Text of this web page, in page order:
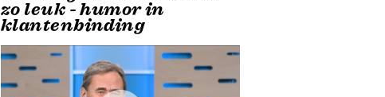
zo leuk - humor in
klantenbinding